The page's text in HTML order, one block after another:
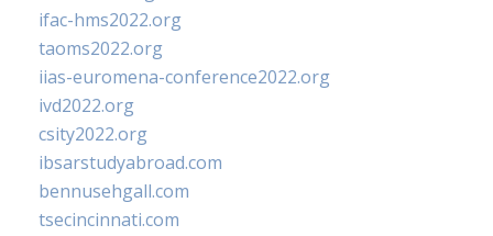
ifac-hms2022.org
taoms2022.org
iias-euromena-conference2022.org
ivd2022.org
csity2022.org
ibsarstudyabroad.com
bennusehgall.com
tsecincinnati.com